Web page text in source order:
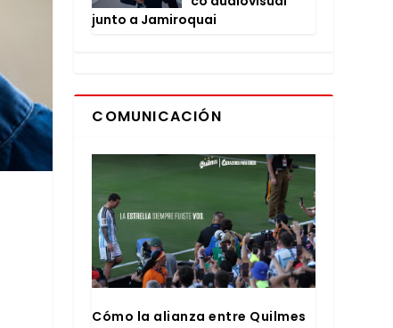
jun­to a Jami­ro­quai
COMUNICACIÓN
Cómo la alian­za entre Quil­mes